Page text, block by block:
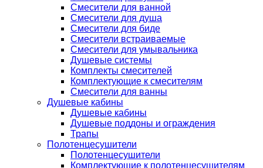
Смесители для ванной
Смесители для душа
Смесители для биде
Смесители встраиваемые
Смесители для умывальника
Душевые системы
Комплекты смесителей
Комплектующие к смесителям
Смесители для ванны
Душевые кабины
Душевые кабины
Душевые поддоны и ограждения
Трапы
Полотенцесушители
Полотенцесушители
Комплектующие к полотенцесушителям